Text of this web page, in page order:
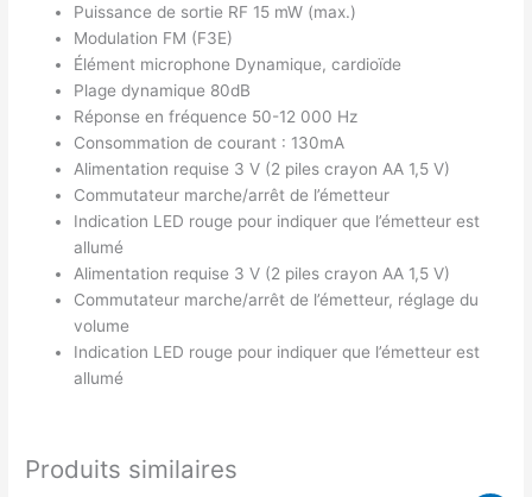
Puissance de sortie RF 15 mW (max.)
Modulation FM (F3E)
Élément microphone Dynamique, cardioïde
Plage dynamique 80dB
Réponse en fréquence 50-12 000 Hz
Consommation de courant : 130mA
Alimentation requise 3 V (2 piles crayon AA 1,5 V)
Commutateur marche/arrêt de l’émetteur
Indication LED rouge pour indiquer que l’émetteur est
allumé
Alimentation requise 3 V (2 piles crayon AA 1,5 V)
Commutateur marche/arrêt de l’émetteur, réglage du
volume
Indication LED rouge pour indiquer que l’émetteur est
allumé
Produits similaires